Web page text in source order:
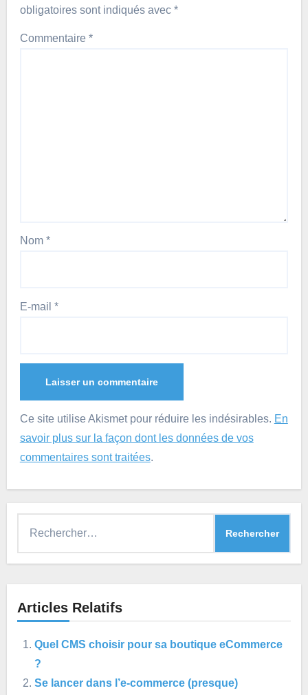
obligatoires sont indiqués avec *
Commentaire *
Nom *
E-mail *
Ce site utilise Akismet pour réduire les indésirables. En
savoir plus sur la façon dont les données de vos
commentaires sont traitées.
Articles Relatifs
Quel CMS choisir pour sa boutique eCommerce
?
Se lancer dans l’e-commerce (presque)